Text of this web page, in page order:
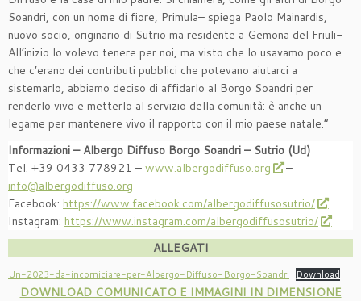
Soandri, con un nome di fiore, Primula– spiega Paolo Mainardis,
nuovo socio, originario di Sutrio ma residente a Gemona del Friuli-
All’inizio lo volevo tenere per noi, ma visto che lo usavamo poco e
che c’erano dei contributi pubblici che potevano aiutarci a
sistemarlo, abbiamo deciso di affidarlo al Borgo Soandri per
renderlo vivo e metterlo al servizio della comunità: è anche un
legame per mantenere vivo il rapporto con il mio paese natale.”
Informazioni – Albergo Diffuso Borgo Soandri – Sutrio (Ud)
Tel. +39 0433 778921 – www.albergodiffuso.org
–
info@albergodiffuso.org
Facebook: https://www.facebook.com/albergodiffusosutrio/
Instagram: https://www.instagram.com/albergodiffusosutrio/
ALLEGATI
Un-2023-da-incorniciare-per-Albergo-Diffuso-Borgo-Soandri Download
DOWNLOAD COMUNICATO E IMMAGINI IN DIMENSIONE